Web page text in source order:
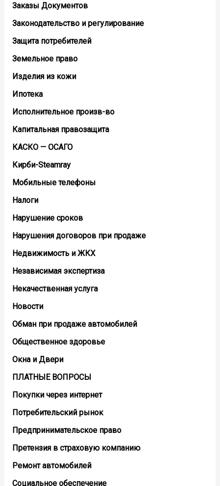
Заказы Документов
Законодательство и регулирование
Защита потребителей
Земельное право
Изделия из кожи
Ипотека
Исполнительное произв-во
Капитальная правозащита
КАСКО — ОСАГО
Кирби-Steamray
Мобильные телефоны
Налоги
Нарушение сроков
Нарушения договоров при продаже
Недвижимость и ЖКХ
Независимая экспертиза
Некачественная услуга
Новости
Обман при продаже автомобилей
Общественное здоровье
Окна и Двери
ПЛАТНЫЕ ВОПРОСЫ
Покупки через интернет
Потребительский рынок
Предпринимательское право
Претензия в страховую компанию
Ремонт автомобилей
Социальное обеспечение